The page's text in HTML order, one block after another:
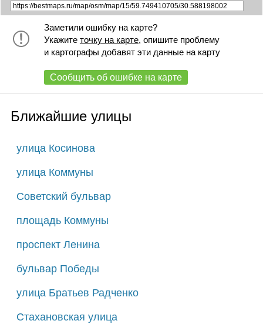
Заметили ошибку на карте?
Укажите точку на карте, опишите проблему
и картографы добавят эти данные на карту
Сообщить об ошибке на карте
Ближайшие улицы
улица Косинова
улица Коммуны
Советский бульвар
площадь Коммуны
проспект Ленина
бульвар Победы
улица Братьев Радченко
Стахановская улица